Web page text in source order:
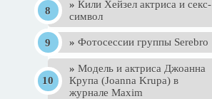
» Кили Хейзел актриса и секс-
символ
» Фотосессии группы Serebro
» Mодель и актриса Джоанна
Крупа (Joanna Krupa) в
журнале Maxim